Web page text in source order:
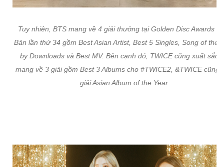
Tuy nhiên, BTS mang về 4 giải thưởng tại Golden Disc Awards
Bản lần thứ 34 gồm Best Asian Artist, Best 5 Singles, Song of the
by Downloads và Best MV. Bên cạnh đó, TWICE cũng xuất sắc
mang về 3 giải gồm Best 3 Albums cho #TWICE2, &TWICE cũng
giải Asian Album of the Year.